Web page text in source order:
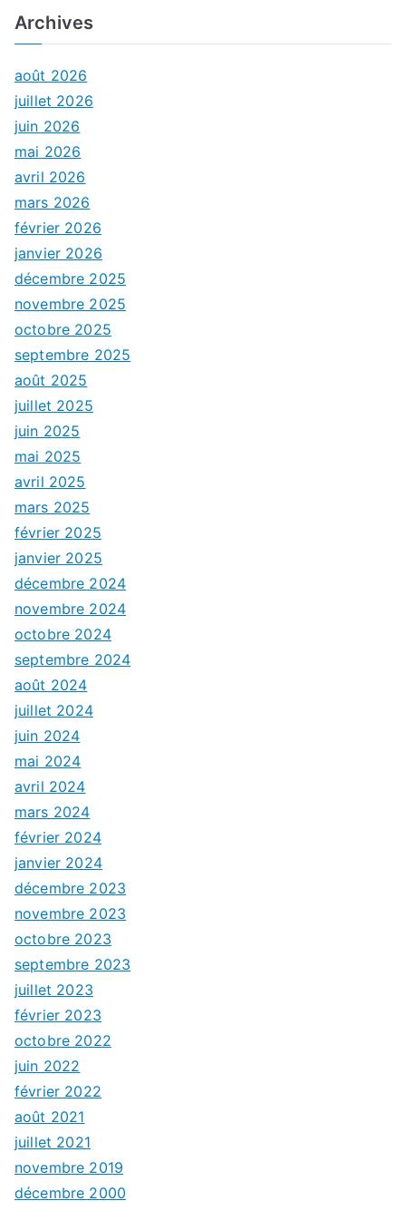
Archives
août 2026
juillet 2026
juin 2026
mai 2026
avril 2026
mars 2026
février 2026
janvier 2026
décembre 2025
novembre 2025
octobre 2025
septembre 2025
août 2025
juillet 2025
juin 2025
mai 2025
avril 2025
mars 2025
février 2025
janvier 2025
décembre 2024
novembre 2024
octobre 2024
septembre 2024
août 2024
juillet 2024
juin 2024
mai 2024
avril 2024
mars 2024
février 2024
janvier 2024
décembre 2023
novembre 2023
octobre 2023
septembre 2023
juillet 2023
février 2023
octobre 2022
juin 2022
février 2022
août 2021
juillet 2021
novembre 2019
décembre 2000